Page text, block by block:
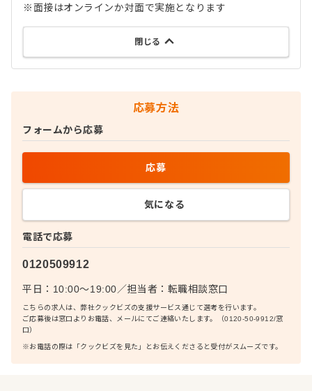
※面接はオンラインか対面で実施となります
閉じる
応募方法
電話で応募
0120509912
平日：10:00〜19:00／担当者： 転職相談窓口
こちらの求人は、弊社クックビズの支援サービス通じて選考を行います。
ご応募後は窓口よりお電話、メールにてご連絡いたします。（0120-50-9912/窓
口）
※お電話の際は「クックビズを見た」とお伝えくださると受付がスムーズです。
フォームから応募
応募
気になる